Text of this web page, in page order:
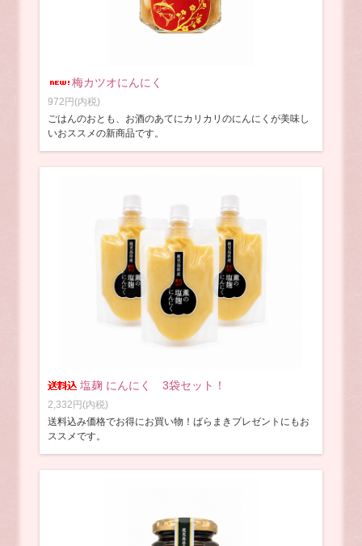
梅カツオにんにく
972円(内税)
ごはんのおとも、お酒のあてにカリカリのにんにくが美味し
いおススメの新商品です。
塩麹 にんにく 3袋セット！
2,332円(内税)
送料込み価格でお得にお買い物！ばらまきプレゼントにもお
ススメです。